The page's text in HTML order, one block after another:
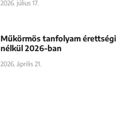
2026. július 17.
Műkörmös tanfolyam érettségi
nélkül 2026-ban
2026. április 21.